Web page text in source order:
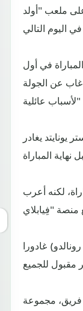
فايكانو على ملعب "أولد
في أول
غاب عن الجولة
يغادر
لكنه أعرب
غادورا
فريق، مجموعة